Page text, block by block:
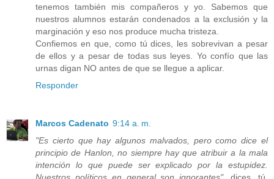
tenemos también mis compañeros y yo. Sabemos que
nuestros alumnos estarán condenados a la exclusión y la
marginación y eso nos produce mucha tristeza.
Confiemos en que, como tú dices, les sobrevivan a pesar
de ellos y a pesar de todas sus leyes. Yo confío que las
urnas digan NO antes de que se llegue a aplicar.
Responder
Marcos Cadenato 9:14 a. m.
"Es cierto que hay algunos malvados, pero como dice el
principio de Hanlon, no siempre hay que atribuir a la mala
intención lo que puede ser explicado por la estupidez.